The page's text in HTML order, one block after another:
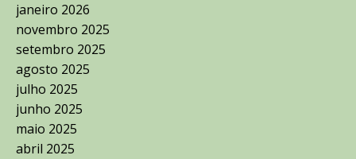
janeiro 2026
novembro 2025
setembro 2025
agosto 2025
julho 2025
junho 2025
maio 2025
abril 2025